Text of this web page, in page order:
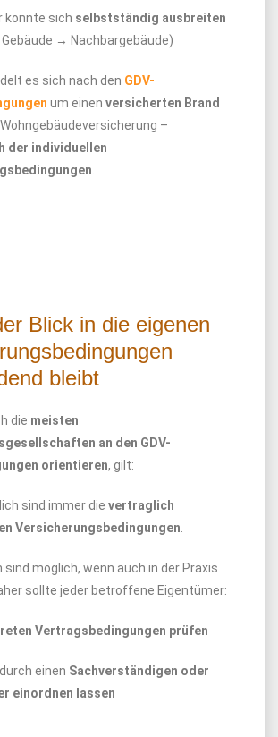
konnte sich selbstständig ausbreiten
→ Nachbargebäude)
es sich nach den GDV-
um einen versicherten Brand
–
der individuellen
Blick in die eigenen
bleibt
die meisten
an den GDV-
orientieren, gilt:
sind immer die vertraglich
Versicherungsbedingungen
sind möglich, wenn auch in der Praxis
sollte jeder betroffene Eigentümer:
Vertragsbedingungen prüfen
einen Sachverständigen oder
einordnen lassen